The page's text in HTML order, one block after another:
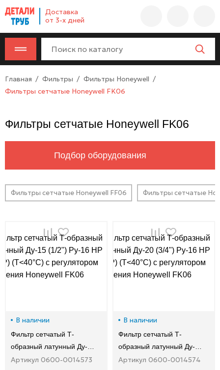
Доставка
от 3-х дней
Главная Фильтры
Фильтры Honeywell
Фильтры сетчатые Honeywell FK06
Фильтры сетчатые Honeywell FK06
Подбор оборудования
Фильтры сетчатые Honeywell FF06 Фильтры сетчатые
В наличии
Фильтр сетчатый Т-
образный латунный Ду-…
Артикул 0600-0014573
В наличии
Фильтр сетчатый Т-
образный латунный Ду-…
Артикул 0600-0014574
Company
name
620000,
Москва,
Калужская,
15,
800-
00